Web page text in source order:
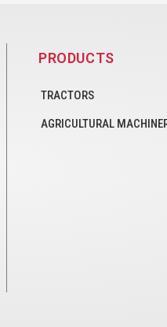
PRODUCTS
TRACTORS
AGRICULTURAL